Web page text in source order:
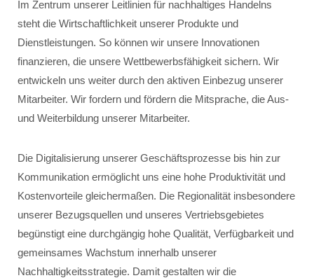
Im Zentrum unserer Leitlinien für nachhaltiges Handelns
steht die Wirtschaftlichkeit unserer Produkte und
Dienstleistungen. So können wir unsere Innovationen
finanzieren, die unsere Wettbewerbsfähigkeit sichern. Wir
entwickeln uns weiter durch den aktiven Einbezug unserer
Mitarbeiter. Wir fordern und fördern die Mitsprache, die Aus-
und Weiterbildung unserer Mitarbeiter.
Die Digitalisierung unserer Geschäftsprozesse bis hin zur
Kommunikation ermöglicht uns eine hohe Produktivität und
Kostenvorteile gleichermaßen. Die Regionalität insbesondere
unserer Bezugsquellen und unseres Vertriebsgebietes
begünstigt eine durchgängig hohe Qualität, Verfügbarkeit und
gemeinsames Wachstum innerhalb unserer
Nachhaltigkeitsstrategie. Damit gestalten wir die